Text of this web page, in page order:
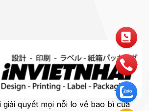
quyết mọi nỗi lo về bao bì của